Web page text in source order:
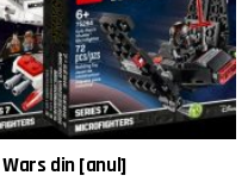
din [anul]